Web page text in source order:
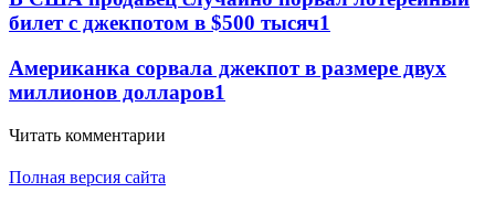
билет с джекпотом в $500 тысяч1
Американка сорвала джекпот в размере двух
миллионов долларов1
Читать комментарии
Полная версия сайта